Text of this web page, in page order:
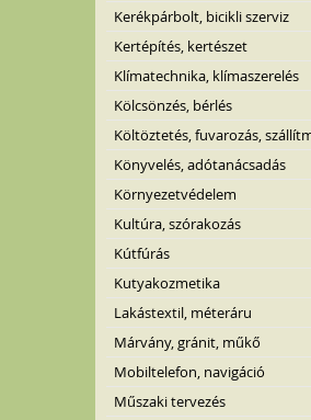
Kerékpárbolt, bicikli szerviz
Kertépítés, kertészet
Klímatechnika, klímaszerelés
Kölcsönzés, bérlés
Költöztetés, fuvarozás,
Könyvelés, adótanácsadás
Környezetvédelem
Kultúra, szórakozás
Kútfúrás
Kutyakozmetika
Lakástextil, méteráru
Márvány, gránit, műkő
Mobiltelefon, navigáció
Műszaki tervezés